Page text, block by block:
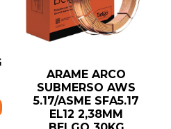
ARAME ARCO
SUBMERSO AWS
5.17/ASME SFA5.17
EL12 2,38MM